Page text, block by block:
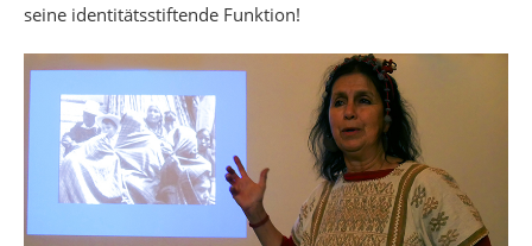
seine identitätsstiftende Funktion!